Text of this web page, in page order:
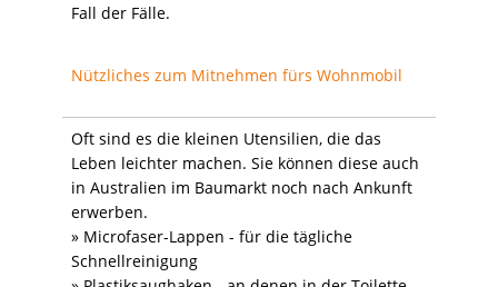
Fall der Fälle.
Nützliches zum Mitnehmen fürs Wohnmobil
Oft sind es die kleinen Utensilien, die das
Leben leichter machen. Sie können diese auch
in Australien im Baumarkt noch nach Ankunft
erwerben.
» Microfaser-Lappen - für die tägliche
Schnellreinigung